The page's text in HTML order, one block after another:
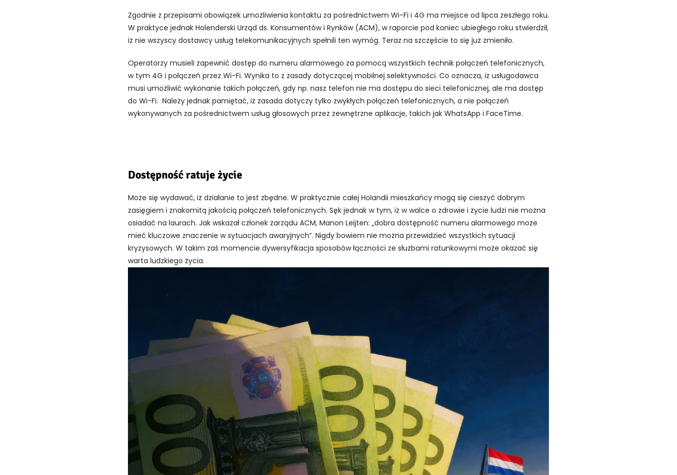
Zgodnie z przepisami obowiązek umożliwienia kontaktu za pośrednictwem Wi-Fi i 4G ma miejsce od lipca zeszłego roku.
W praktyce jednak Holenderski Urząd ds. Konsumentów i Rynków (ACM), w raporcie pod koniec ubiegłego roku stwierdził,
iż nie wszyscy dostawcy usług telekomunikacyjnych spełnili ten wymóg. Teraz na szczęście to się już zmieniło.
Operatorzy musieli zapewnić dostęp do numeru alarmowego za pomocą wszystkich technik połączeń telefonicznych,
w tym 4G i połączeń przez Wi-Fi. Wynika to z zasady dotyczącej mobilnej selektywności. Co oznacza, iż usługodawca
musi umożliwić wykonanie takich połączeń, gdy np. nasz telefon nie ma dostępu do sieci telefonicznej, ale ma dostęp
do Wi-Fi. Należy jednak pamiętać, iż zasada dotyczy tylko zwykłych połączeń telefonicznych, a nie połączeń
wykonywanych za pośrednictwem usług głosowych przez zewnętrzne aplikacje, takich jak WhatsApp i FaceTime.
Dostępność ratuje życie
Może się wydawać, iż działanie to jest zbędne. W praktycznie całej Holandii mieszkańcy mogą się cieszyć dobrym
zasięgiem i znakomitą jakością połączeń telefonicznych. Sęk jednak w tym, iż w walce o zdrowie i życie ludzi nie można
osiadać na laurach. Jak wskazał członek zarządu ACM, Manon Leijten: „dobra dostępność numeru alarmowego może
mieć kluczowe znaczenie w sytuacjach awaryjnych”. Nigdy bowiem nie można przewidzieć wszystkich sytuacji
kryzysowych. W takim zaś momencie dywersyfikacja sposobów łączności ze służbami ratunkowymi może okazać się
warta ludzkiego życia.